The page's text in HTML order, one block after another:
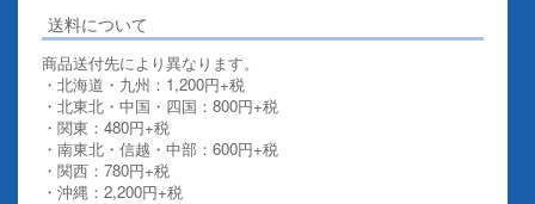
送料について
商品送付先により異なります。
・北海道・九州：1,200円+税
・北東北・中国・四国：800円+税
・関東：480円+税
・南東北・信越・中部：600円+税
・関西：780円+税
・沖縄：2,200円+税